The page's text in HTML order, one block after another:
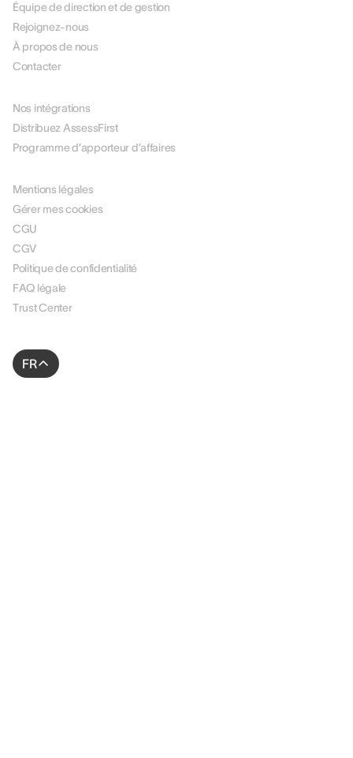
Équipe de direction et de gestion
Rejoignez-nous
À propos de nous
Contacter
Nos intégrations
Distribuez AssessFirst
Programme d’apporteur d’affaires
Mentions légales
Gérer mes cookies
CGU
CGV
Politique de confidentialité
FAQ légale
Trust Center
FR